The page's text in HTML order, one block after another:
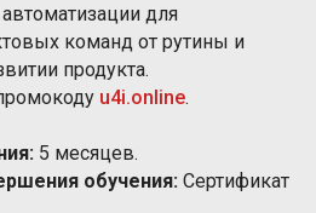
для
команд от рутины и
продукта.
u4i.online.
5 месяцев.
обучения: Сертификат